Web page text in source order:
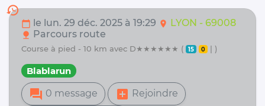
history
calendar_today le lun. 29 déc. 2025 à 19:29 location_on LYON - 69008
nature Parcours route
course à pied - 10 km avec D★★★★★★ ( 15 0 | )
Blablarun
forum 0 message add_box Rejoindre